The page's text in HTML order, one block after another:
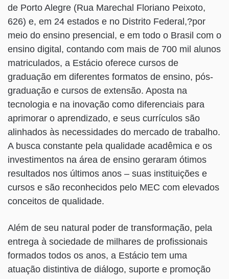
de Porto Alegre (Rua Marechal Floriano Peixoto,
626) e, em 24 estados e no Distrito Federal,?por
meio do ensino presencial, e em todo o Brasil com o
ensino digital, contando com mais de 700 mil alunos
matriculados, a Estácio oferece cursos de
graduação em diferentes formatos de ensino, pós-
graduação e cursos de extensão. Aposta na
tecnologia e na inovação como diferenciais para
aprimorar o aprendizado, e seus currículos são
alinhados às necessidades do mercado de trabalho.
A busca constante pela qualidade acadêmica e os
investimentos na área de ensino geraram ótimos
resultados nos últimos anos – suas instituições e
cursos e são reconhecidos pelo MEC com elevados
conceitos de qualidade.
Além de seu natural poder de transformação, pela
entrega à sociedade de milhares de profissionais
formados todos os anos, a Estácio tem uma
atuação distintiva de diálogo, suporte e promoção